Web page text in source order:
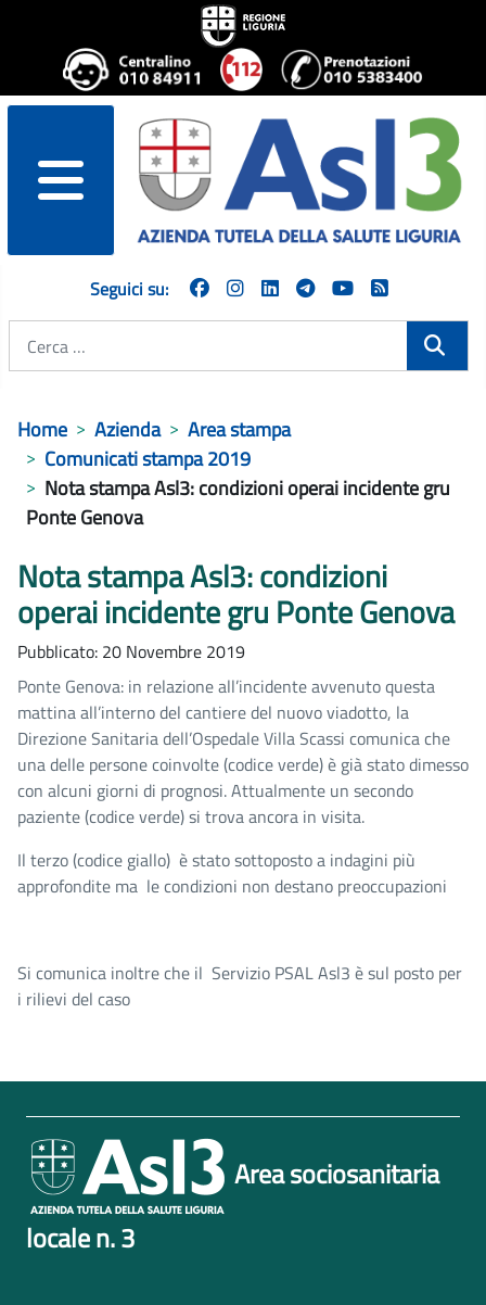
menu
Seguici su:
Home Azienda
Area stampa
Comunicati stampa 2019
Nota stampa Asl3: condizioni operai incidente gru
Ponte Genova
Nota stampa Asl3: condizioni
operai incidente gru Ponte Genova
Pubblicato: 20 Novembre 2019
Ponte Genova: in relazione all’incidente avvenuto questa
mattina all’interno del cantiere del nuovo viadotto, la
Direzione Sanitaria dell’Ospedale Villa Scassi comunica che
una delle persone coinvolte (codice verde) è già stato dimesso
con alcuni giorni di prognosi. Attualmente un secondo
paziente (codice verde) si trova ancora in visita.
Il terzo (codice giallo) è stato sottoposto a indagini più
approfondite ma le condizioni non destano preoccupazioni
Si comunica inoltre che il Servizio PSAL Asl3 è sul posto per
i rilievi del caso
Area sociosanitaria
locale n. 3